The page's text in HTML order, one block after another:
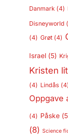
Danmark(4)
Disneyworld
(4) Grøt(4)
Israel(5)
Kristen
(4) Lindås
Oppgave
(4) Påske
(8) Science